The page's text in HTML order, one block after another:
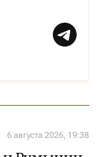
6 августа 2026, 19:38